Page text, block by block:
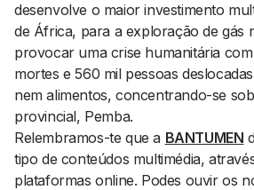
desenvolve o maior investimento
de África, para a exploração de gás
provocar uma crise humanitária
mortes e 560 mil pessoas
nem alimentos, concentrando-se
provincial, Pemba.
Relembramos-te que a BANTUMEN
tipo de conteúdos multimédia,
plataformasonline. Podes ouvir os